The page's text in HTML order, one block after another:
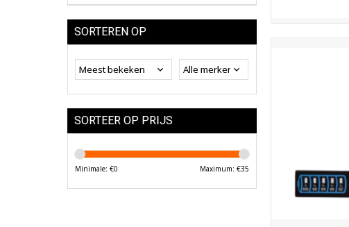
SORTEREN OP
SORTEER OP PRIJS
Minimale: €0 Maximum: €35